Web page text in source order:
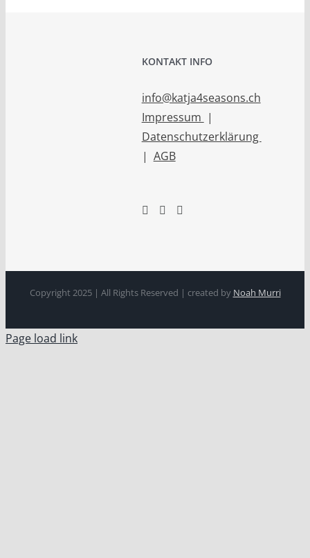
KONTAKT INFO
info@katja4seasons.ch
Impressum |
Datenschutzerklärung
| AGB
Copyright 2025 | All Rights Reserved | created by Noah Murri
Page load link